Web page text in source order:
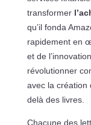
transformer
qu’il fonda
rapidement en
et de
révolutionner
avec la création
delà des livres.
Chacune des